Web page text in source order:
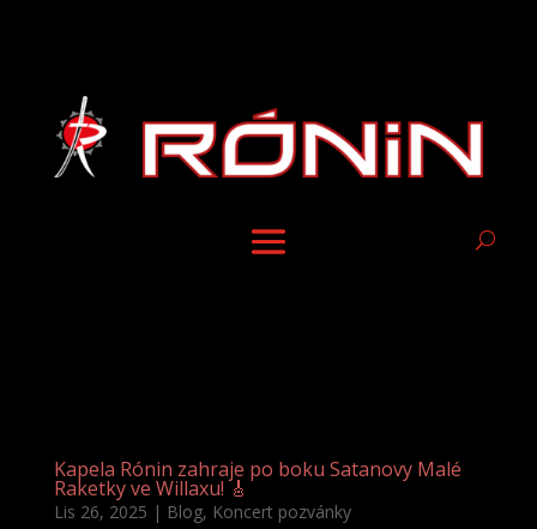
Kapela Rónin zahraje po boku Satanovy Malé
Raketky ve Willaxu! 🎸
Lis 26, 2025 | Blog, Koncert pozvánky